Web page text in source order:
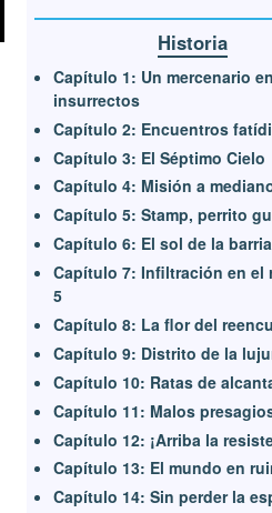
Historia
Capítulo 1: Un mercenario
insurrectos
Capítulo 2: Encuentros
Capítulo 3: El Séptimo Cielo
Capítulo 4: Misión a
Capítulo 5: Stamp, perrito
Capítulo 6: El sol de la
Capítulo 7: Infiltración en el
5
Capítulo 8: La flor del
Capítulo 9: Distrito de la
Capítulo 10: Ratas de
Capítulo 11: Malos
Capítulo 12: ¡Arriba la
Capítulo 13: El mundo en
Capítulo 14: Sin perder la